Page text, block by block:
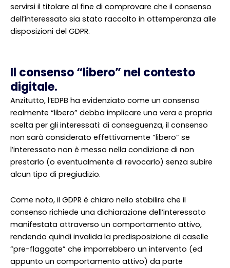
servirsi il titolare al fine di comprovare che il consenso
dell’interessato sia stato raccolto in ottemperanza alle
disposizioni del GDPR.
Il consenso “libero” nel contesto
digitale.
Anzitutto, l’EDPB ha evidenziato come un consenso
realmente “libero” debba implicare una vera e propria
scelta per gli interessati: di conseguenza, il consenso
non sarà considerato effettivamente “libero” se
l’interessato non è messo nella condizione di non
prestarlo (o eventualmente di revocarlo) senza subire
alcun tipo di pregiudizio.
Come noto, il GDPR è chiaro nello stabilire che il
consenso richiede una dichiarazione dell’interessato
manifestata attraverso un comportamento attivo,
rendendo quindi invalida la predisposizione di caselle
“pre-flaggate” che imporrebbero un intervento (ed
appunto un comportamento attivo) da parte